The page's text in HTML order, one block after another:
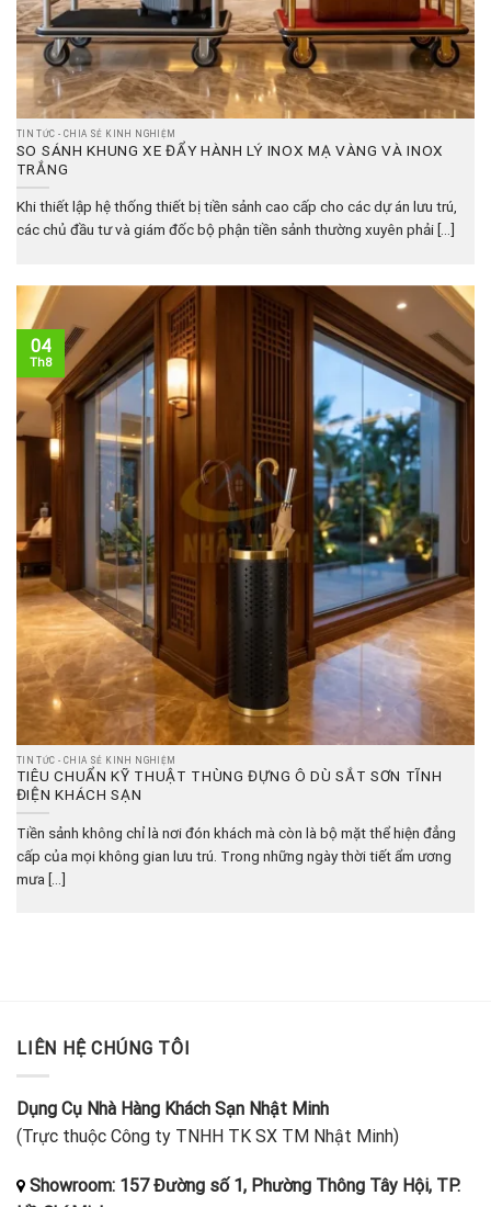
TIN TỨC - CHIA SẺ KINH NGHIỆM
SO SÁNH KHUNG XE ĐẨY HÀNH LÝ INOX MẠ VÀNG VÀ INOX
TRẮNG
Khi thiết lập hệ thống thiết bị tiền sảnh cao cấp cho các dự án lưu trú,
các chủ đầu tư và giám đốc bộ phận tiền sảnh thường xuyên phải [...]
TIN TỨC - CHIA SẺ KINH NGHIỆM
TIÊU CHUẨN KỸ THUẬT THÙNG ĐỰNG Ô DÙ SẮT SƠN TĨNH
ĐIỆN KHÁCH SẠN
Tiền sảnh không chỉ là nơi đón khách mà còn là bộ mặt thể hiện đẳng
cấp của mọi không gian lưu trú. Trong những ngày thời tiết ẩm ương
mưa [...]
04
Th8
LIÊN HỆ CHÚNG TÔI
Dụng Cụ Nhà Hàng Khách Sạn Nhật Minh
(Trực thuộc Công ty TNHH TK SX TM Nhật Minh)
Showroom: 157 Đường số 1, Phường Thông Tây Hội, TP.